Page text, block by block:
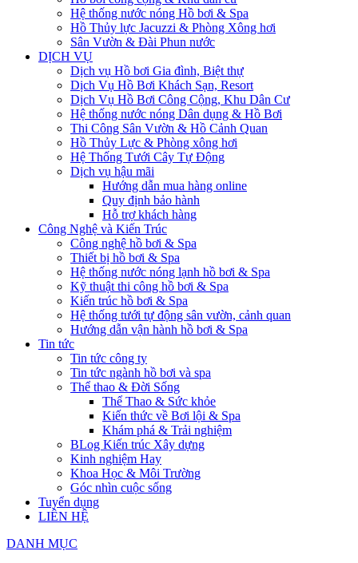
Hệ thống nước nóng Hồ bơi & Spa
Hồ Thủy lực Jacuzzi & Phòng Xông hơi
Sân Vườn & Đài Phun nước
DỊCH VỤ
Dịch vụ Hồ bơi Gia đình, Biệt thự
Dịch Vụ Hồ Bơi Khách Sạn, Resort
Dịch Vụ Hồ Bơi Công Cộng, Khu Dân Cư
Hệ thống nước nóng Dân dụng & Hồ Bơi
Thi Công Sân Vườn & Hồ Cảnh Quan
Hồ Thủy Lực & Phòng xông hơi
Hệ Thống Tưới Cây Tự Động
Dịch vụ hậu mãi
Hướng dẫn mua hàng online
Quy định bảo hành
Hỗ trợ khách hàng
Công Nghệ và Kiến Trúc
Công nghệ hồ bơi & Spa
Thiết bị hồ bơi & Spa
Hệ thống nước nóng lạnh hồ bơi & Spa
Kỹ thuật thi công hồ bơi & Spa
Kiến trúc hồ bơi & Spa
Hệ thống tưới tự động sân vườn, cảnh quan
Hướng dẫn vận hành hồ bơi & Spa
Tin tức
Tin tức công ty
Tin tức ngành hồ bơi và spa
Thể thao & Đời Sống
Thể Thao & Sức khỏe
Kiến thức về Bơi lội & Spa
Khám phá & Trải nghiệm
BLog Kiến trúc Xây dựng
Kinh nghiệm Hay
Khoa Học & Môi Trường
Góc nhìn cuộc sống
Tuyển dụng
LIÊN HỆ
DANH MỤC